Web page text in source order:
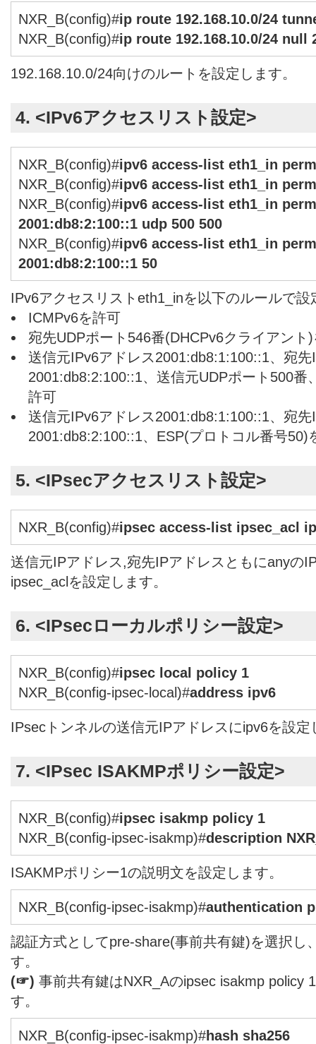
NXR_B(config)#ip route 192.168.10.0/24
NXR_B(config)#ip route 192.168.10.0/24 null
192.168.10.0/24向けのルートを設定します。
4. <IPv6アクセスリスト設定>
NXR_B(config)#ipv6 access-list eth1_in
NXR_B(config)#ipv6 access-list eth1_in
NXR_B(config)#ipv6 access-list eth1_in
2001:db8:2:100::1 udp 500 500
NXR_B(config)#ipv6 access-list eth1_in
2001:db8:2:100::1 50
IPv6アクセスリストeth1_inを以下のルールで設
ICMPv6を許可
宛先UDPポート546番(DHCPv6クライアント
送信元IPv6アドレス2001:db8:1:100::1、宛
2001:db8:2:100::1、送信元UDPポート500番
許可
送信元IPv6アドレス2001:db8:1:100::1、宛
2001:db8:2:100::1、ESP(プロトコル番号50)
5. <IPsecアクセスリスト設定>
NXR_B(config)#ipsec access-list ipsec_acl
送信元IPアドレス,宛先IPアドレスともにanyの
ipsec_aclを設定します。
6. <IPsecローカルポリシー設定>
NXR_B(config)#ipsec local policy 1
NXR_B(config-ipsec-local)#address ipv6
IPsecトンネルの送信元IPアドレスにipv6を設定
7. <IPsec ISAKMPポリシー設定>
NXR_B(config)#ipsec isakmp policy 1
NXR_B(config-ipsec-isakmp)#description
ISAKMPポリシー1の説明文を設定します。
NXR_B(config-ipsec-isakmp)#authentication
認証方式としてpre-share(事前共有鍵)を選択し
す。
(☞) 事前共有鍵はNXR_Aのipsec isakmp policy
す。
NXR_B(config-ipsec-isakmp)#hash sha256